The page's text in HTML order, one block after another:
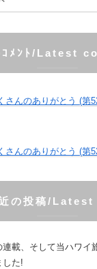
ｺﾒﾝﾄ/Latest
んのありがとう (第
んのありがとう (第
の投稿/
載、そして当ハワイ
した!